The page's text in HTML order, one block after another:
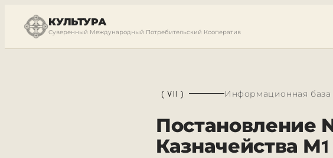
КУЛЬТУРА
Суверенный Международный Потребительский Кооператив
(VII ) Информационная база
Постановление
Казначейства М1